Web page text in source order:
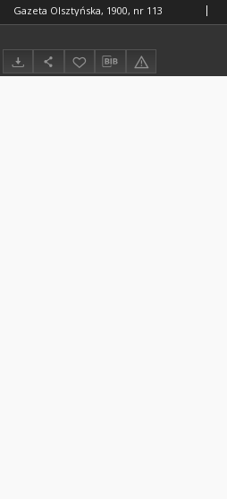
Gazeta Olsztyńska, 1900, nr 113